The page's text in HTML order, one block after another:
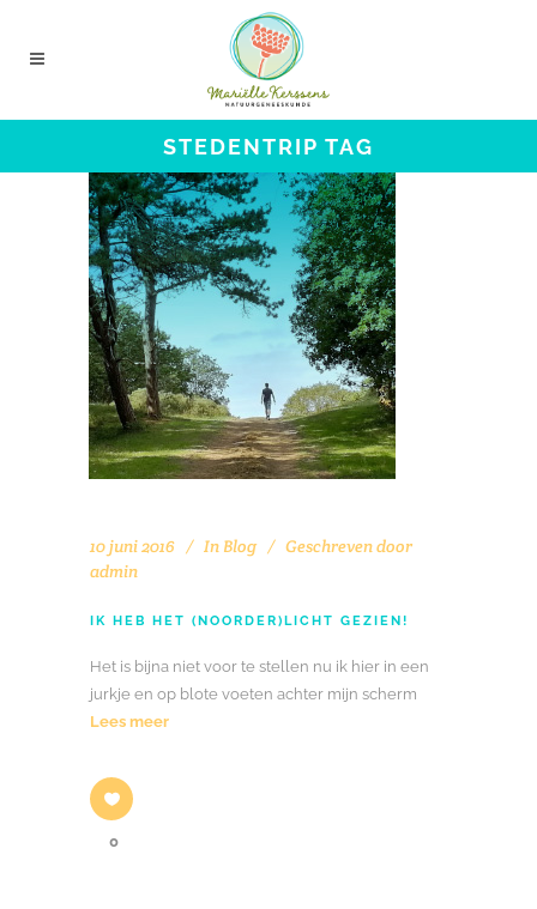
STEDENTRIP TAG
10 juni 2016 In Blog
Geschreven door
admin
IK HEB HET (NOORDER)LICHT GEZIEN!
Het is bijna niet voor te stellen nu ik hier in een
jurkje en op blote voeten achter mijn scherm
Lees meer
0